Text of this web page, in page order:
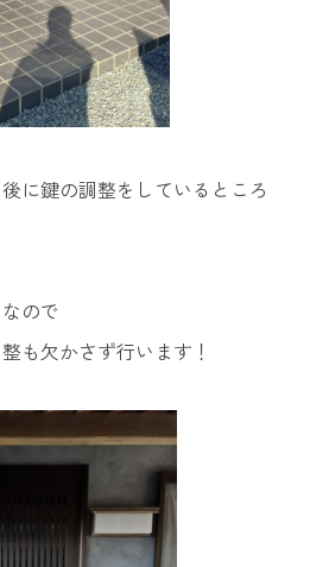
に鍵の調整をしているところ
ので
も欠かさず行います！